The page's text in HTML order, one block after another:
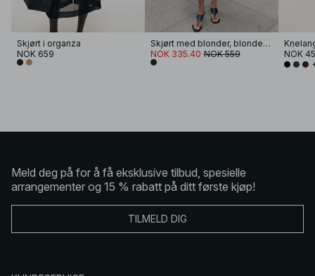
Skjørt i organza
NOK 659
Skjørt med blonder, blonder og lavt liv
NOK 335.40 NOK 559
NOK
Meld deg på for å få eksklusive tilbud, spesielle
arrangementer og 15 % rabatt på ditt første kjøp!
TILMELD DIG